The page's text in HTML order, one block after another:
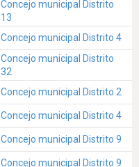
Concejo municipal Distrito
13
Concejo municipal Distrito 4
Concejo municipal Distrito
32
Concejo municipal Distrito 2
Concejo municipal Distrito 4
Concejo municipal Distrito 9
Concejo municipal Distrito 9